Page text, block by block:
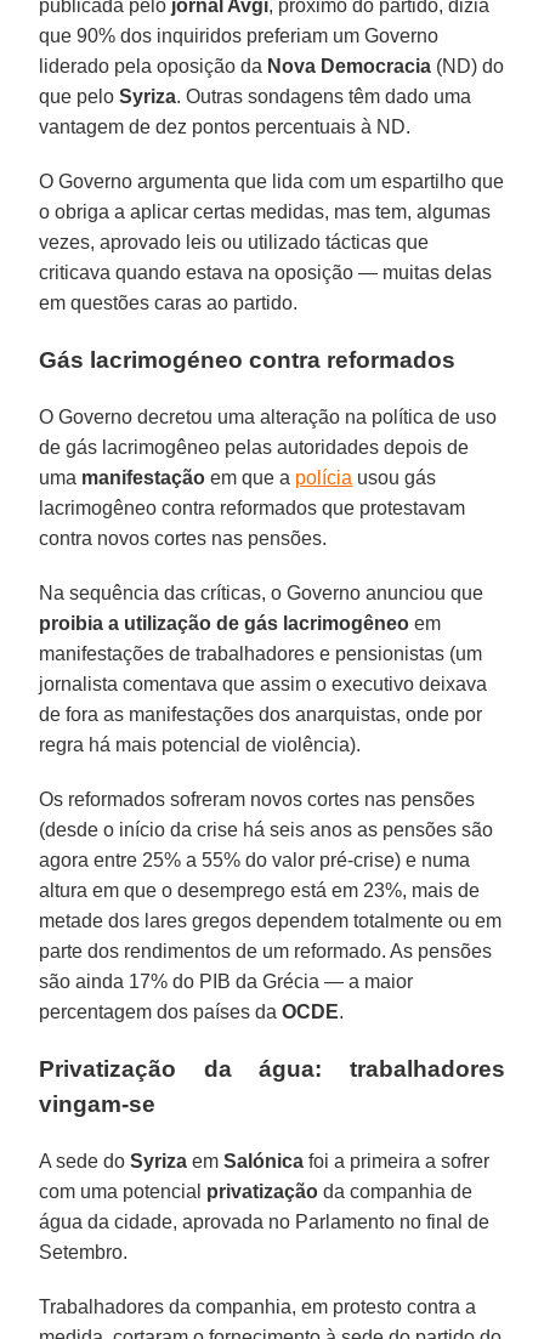
publicada pelo jornal Avgi, próximo do partido, dizia
que 90% dos inquiridos preferiam um Governo
liderado pela oposição da Nova Democracia (ND) do
que peloSyriza. Outras sondagens têm dado uma
vantagem de dez pontos percentuais à ND.
O Governo argumenta que lida com um espartilho que
o obriga a aplicar certas medidas, mas tem, algumas
vezes, aprovado leis ou utilizado tácticas que
criticava quando estava na oposição — muitas delas
em questões caras ao partido.
Gás lacrimogéneo contra reformados
O Governo decretou uma alteração na política de uso
de gás lacrimogêneo pelas autoridades depois de
uma manifestação em que a polícia usou gás
lacrimogêneo contra reformados que protestavam
contra novos cortes nas pensões.
Na sequência das críticas, o Governo anunciou que
proibia a utilização de gás lacrimogêneo em
manifestações de trabalhadores e pensionistas (um
jornalista comentava que assim o executivo deixava
de fora as manifestações dos anarquistas, onde por
regra há mais potencial de violência).
Os reformados sofreram novos cortes nas pensões
(desde o início da crise há seis anos as pensões são
agora entre 25% a 55% do valor pré-crise) e numa
altura em que o desemprego está em 23%, mais de
metade dos lares gregos dependem totalmente ou em
parte dos rendimentos de um reformado. As pensões
são ainda 17% do PIB da Grécia — a maior
percentagem dos países daOCDE.
Privatização da água: trabalhadores
vingam-se
A sede doSyriza emSalónica foi a primeira a sofrer
com uma potencial privatização da companhia de
água da cidade, aprovada no Parlamento no final de
Setembro.
Trabalhadores da companhia, em protesto contra a